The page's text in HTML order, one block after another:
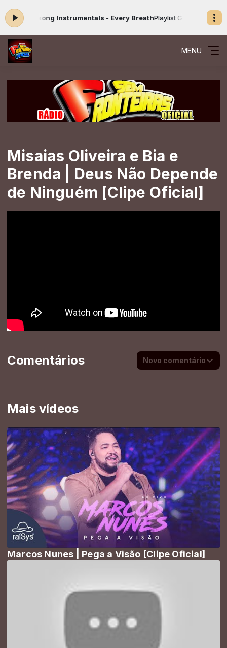
Hillsong Instrumentals - Every BreathPlaylist Gospel das
MENU
Misaias Oliveira e Bia e
Brenda | Deus Não Depende
de Ninguém [Clipe Oficial]
Mais vídeos
Marcos Nunes | Pega a Visão [Clipe Oficial]
Comentários Novo comentário